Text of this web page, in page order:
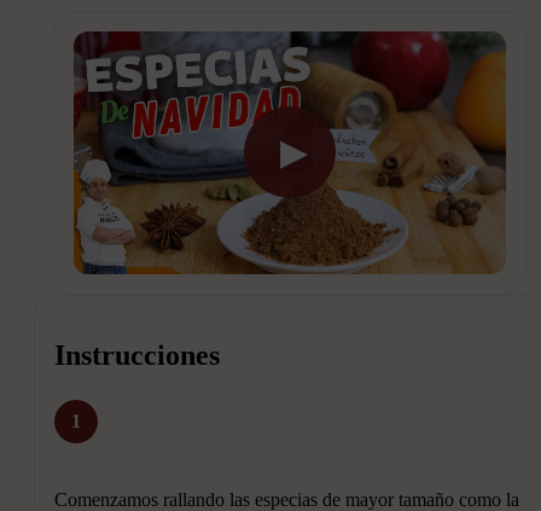
▶
Instrucciones
1
Comenzamos rallando las especias de mayor tamaño como la